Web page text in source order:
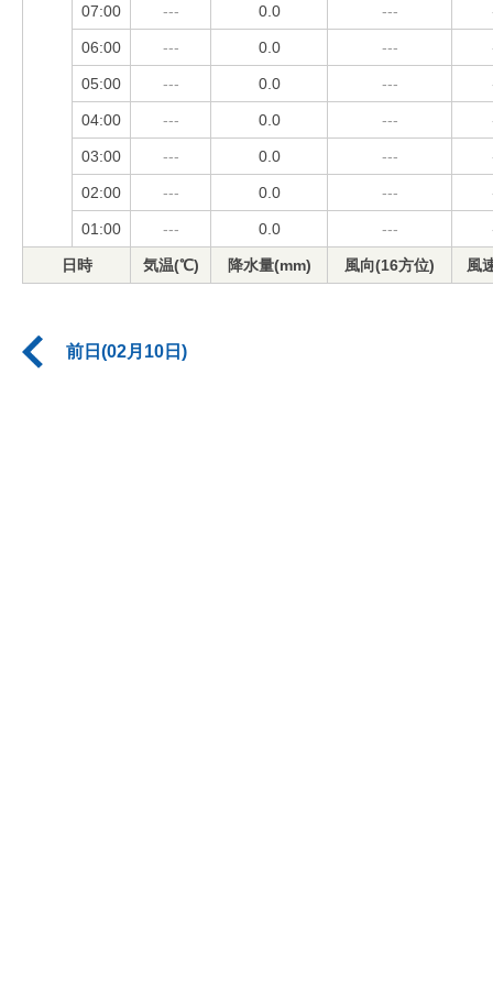
07:00 --- 0.0 ---
06:00 --- 0.0 ---
05:00 --- 0.0 ---
04:00 --- 0.0 ---
03:00 --- 0.0 ---
02:00 --- 0.0 ---
01:00 --- 0.0 ---
日時 気温(℃) 降水量(mm) 風向(16方位) 風
前日(02月10日)